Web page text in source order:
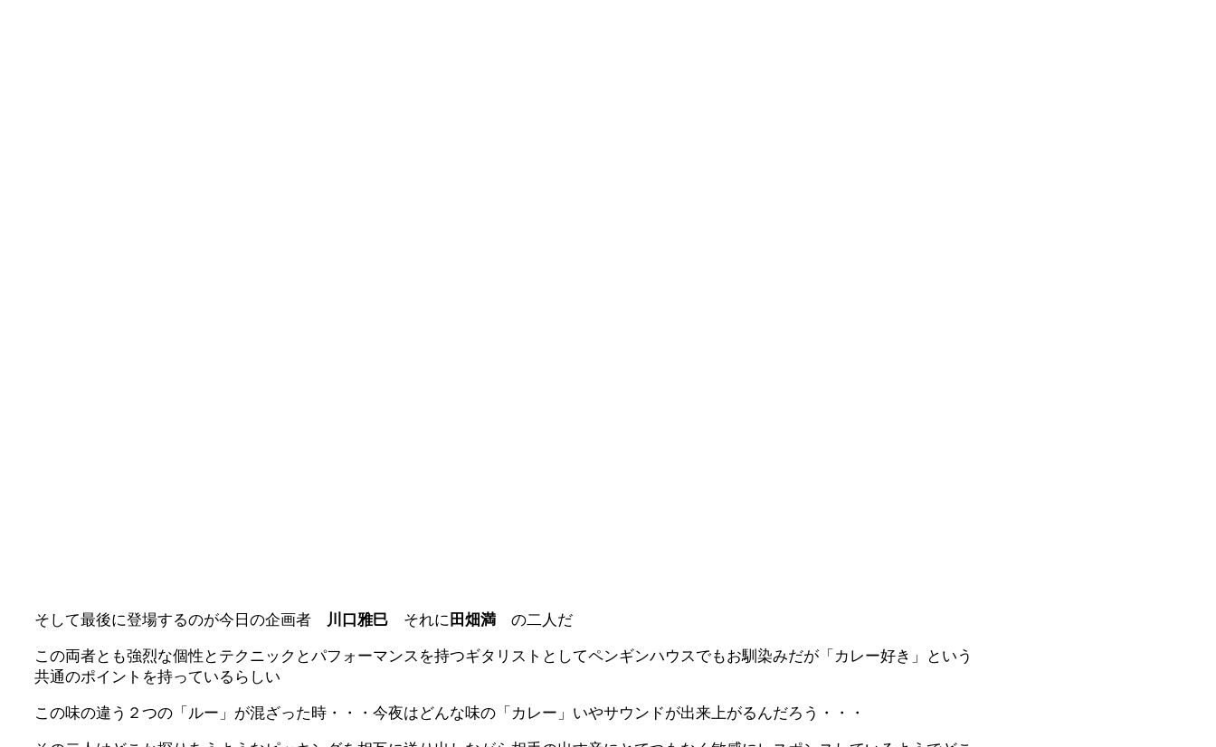
そして最後に登場するのが今日の企画者 川口雅巳 それに 田畑満 の二人だ
この両者とも強烈な個性とテクニックとパフォーマンスを持つギタリストとしてペンギンハウスでもお馴染みだが「カレー好き」という
共通のポイントを持っているらしい
この味の違う２つの「ルー」が混ざった時・・・今夜はどんな味の「カレー」いやサウンドが出来上がるんだろう・・・